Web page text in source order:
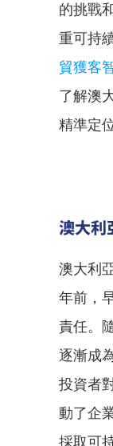
的挑戰
重可持
貿獲客
了解澳
精準定
澳大利
澳大利
年前，
責任。
逐漸成
投資者
動了企
採取可